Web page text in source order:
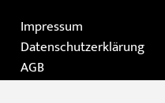
Impressum
Datenschutzerklärung
AGB